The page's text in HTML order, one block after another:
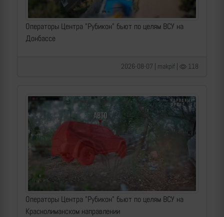
Операторы Центра "Рубикон" бьют по целям ВСУ на
Донбассе
2026-08-07 | makpif | 118
Операторы Центра "Рубикон" бьют по целям ВСУ на
Краснолиманском направлении